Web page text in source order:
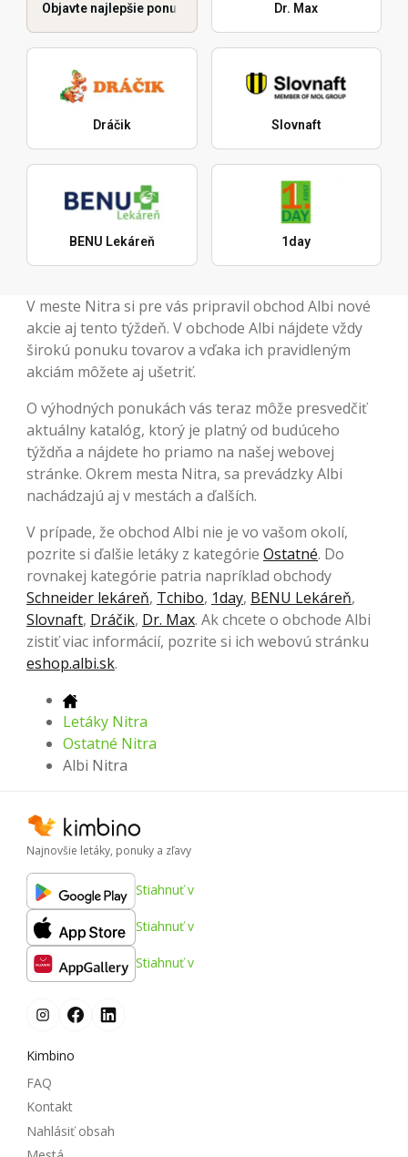
Objavte najlepšie ponuky Dr. Max
Dráčik Slovnaft
BENU Lekáreň 1day
V meste Nitra si pre vás pripravil obchod Albi nové
akcie aj tento týždeň. V obchode Albi nájdete vždy
širokú ponuku tovarov a vďaka ich pravidleným
akciám môžete aj ušetriť.
O výhodných ponukách vás teraz môže presvedčiť
aktuálny katalóg, ktorý je platný od budúceho
týždňa a nájdete ho priamo na našej webovej
stránke. Okrem mesta Nitra, sa prevádzky Albi
nachádzajú aj v mestách a ďalších.
V prípade, že obchod Albi nie je vo vašom okolí,
pozrite si ďalšie letáky z kategórie Ostatné. Do
rovnakej kategórie patria napríklad obchody
Schneider lekáreň, Tchibo, 1day, BENU Lekáreň,
Slovnaft, Dráčik, Dr. Max. Ak chcete o obchode Albi
zistiť viac informácií, pozrite si ich webovú stránku
eshop.albi.sk.
Letáky Nitra
Ostatné Nitra
Albi Nitra
Najnovšie letáky, ponuky a zľavy
Stiahnuť v
Stiahnuť v
Stiahnuť v
Kimbino
FAQ
Kontakt
Nahlásiť obsah